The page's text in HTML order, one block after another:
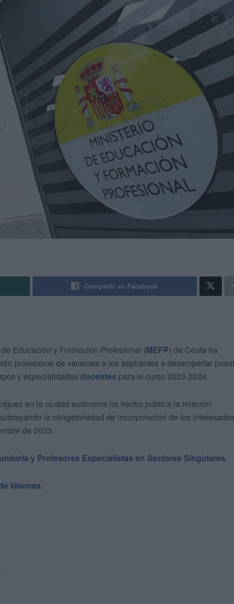
Compartir en Facebook
Educación y Formación Profesional (MEFP) de Ceuta ha
provisional de vacantes a los aspirantes a desempeñar
y especialidades docentes para el curso 2023-2024.
en la ciudad autónoma ha hecho pública la relación
la obligatoriedad de incorporación de los
de 2023.
y Profesores Especialistas en Sectores Singulares.
Idiomas.